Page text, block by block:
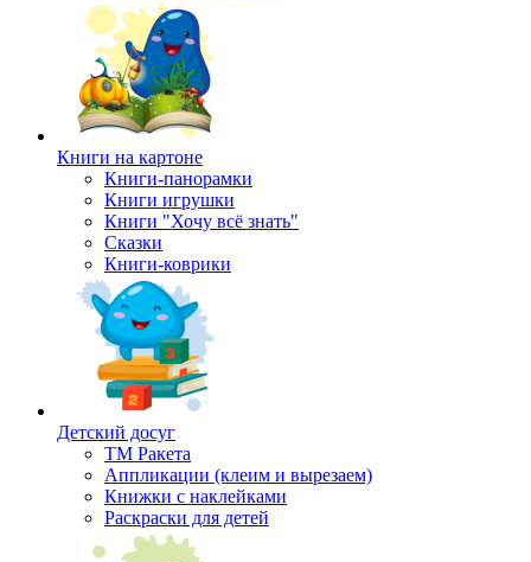
Книги на картоне
Книги-панорамки
Книги игрушки
Книги "Хочу всё знать"
Сказки
Книги-коврики
Детский досуг
ТМ Ракета
Аппликации (клеим и вырезаем)
Книжки с наклейками
Раскраски для детей